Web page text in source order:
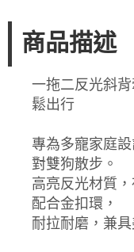
商品描述
一拖二反光斜
鬆出行
專為多寵家庭
對雙狗散步。
高亮反光材質
配合金扣環，
耐拉耐磨，兼